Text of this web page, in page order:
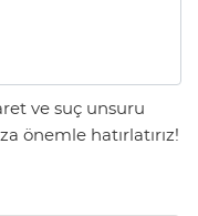
ve suç unsuru
önemle hatırlatırız!